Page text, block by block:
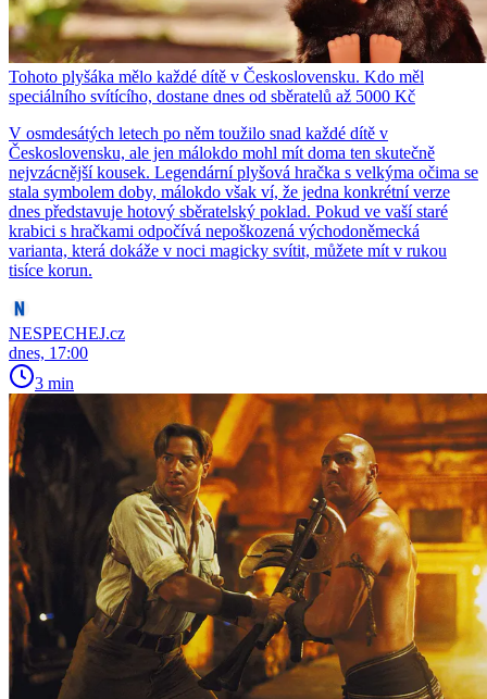
Tohoto plyšáka mělo každé dítě v Československu. Kdo měl
speciálního svítícího, dostane dnes od sběratelů až 5000 Kč
V osmdesátých letech po něm toužilo snad každé dítě v
Československu, ale jen málokdo mohl mít doma ten skutečně
nejvzácnější kousek. Legendární plyšová hračka s velkýma očima se
stala symbolem doby, málokdo však ví, že jedna konkrétní verze
dnes představuje hotový sběratelský poklad. Pokud ve vaší staré
krabici s hračkami odpočívá nepoškozená východoněmecká
varianta, která dokáže v noci magicky svítit, můžete mít v rukou
tisíce korun.
NESPECHEJ.cz
dnes, 17:00
3 min